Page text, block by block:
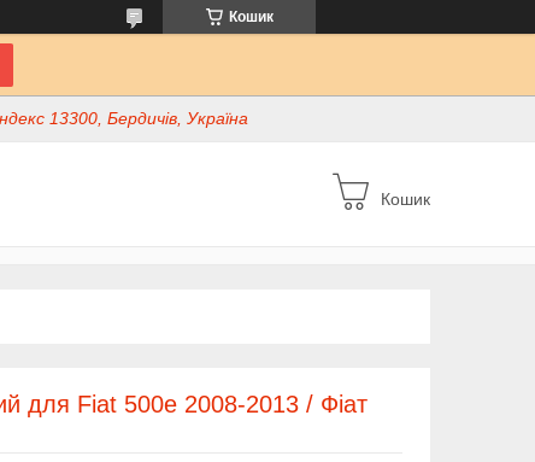
Кошик
13300, Бердичів, Україна
Кошик
для Fiat 500e 2008-2013 / Фіат